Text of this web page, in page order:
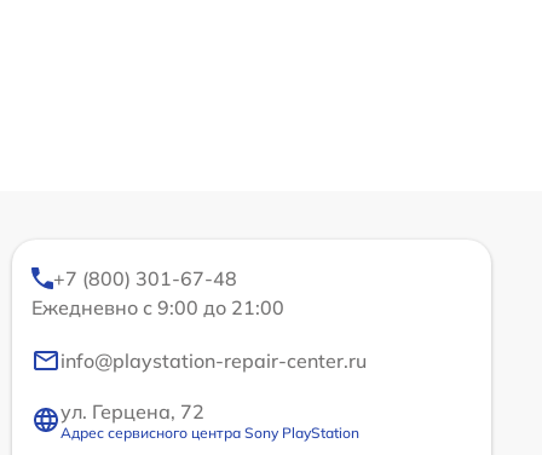
+7 (800) 301-67-48
Ежедневно с 9:00 до 21:00
info@playstation-repair-center.ru
ул. Герцена, 72
Адрес сервисного центра Sony PlayStation